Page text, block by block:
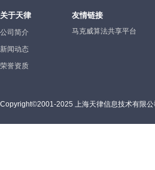
关于天律
公司简介
新闻动态
荣誉资质
友情链接
马克威算法共享平台
Copyright©2001-2025 上海天律信息技术有限